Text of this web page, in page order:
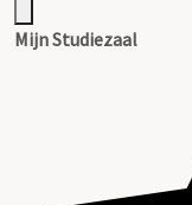
Mijn Studiezaal